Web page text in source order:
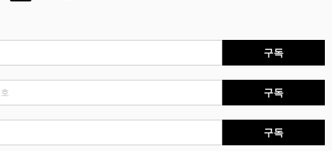
구독
구독
구독